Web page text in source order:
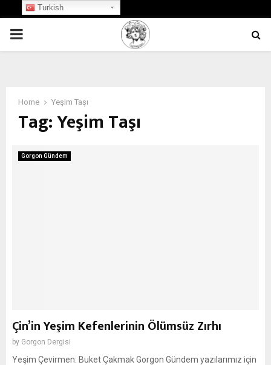
PRIMARY
Home Yeşim Taşı
Tag:Yeşim Taşı
Gorgon Gündem
Çin’in Yeşim Kefenlerinin Ölümsüz Zırhı
by Gorgon Dergisi
Yeşim Çevirmen: Buket Çakmak Gorgon Gündem yazılarımız için
Turkish